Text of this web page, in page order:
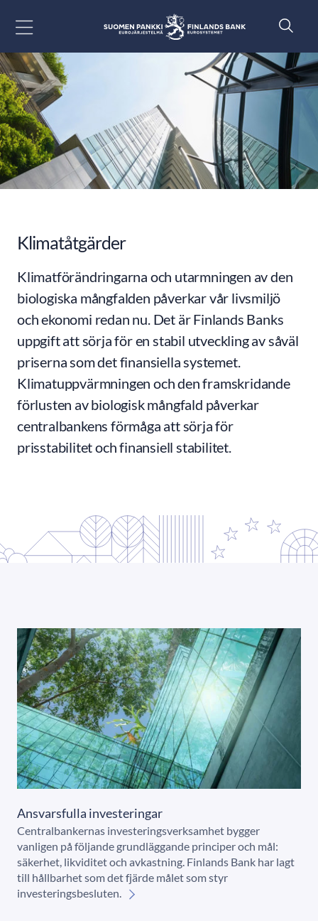
Klimatåtgärder
Klimatförändringarna och utarmningen av den
biologiska mångfalden påverkar vår livsmiljö
och ekonomi redan nu. Det är Finlands Banks
uppgift att sörja för en stabil utveckling av såväl
priserna som det finansiella systemet.
Klimatuppvärmningen och den framskridande
förlusten av biologisk mångfald påverkar
centralbankens förmåga att sörja för
prisstabilitet och finansiell stabilitet.
Ansvarsfulla investeringar
Centralbankernas investeringsverksamhet bygger
vanligen på följande grundläggande principer och mål:
säkerhet, likviditet och avkastning. Finlands Bank har lagt
till hållbarhet som det fjärde målet som styr
investeringsbesluten.